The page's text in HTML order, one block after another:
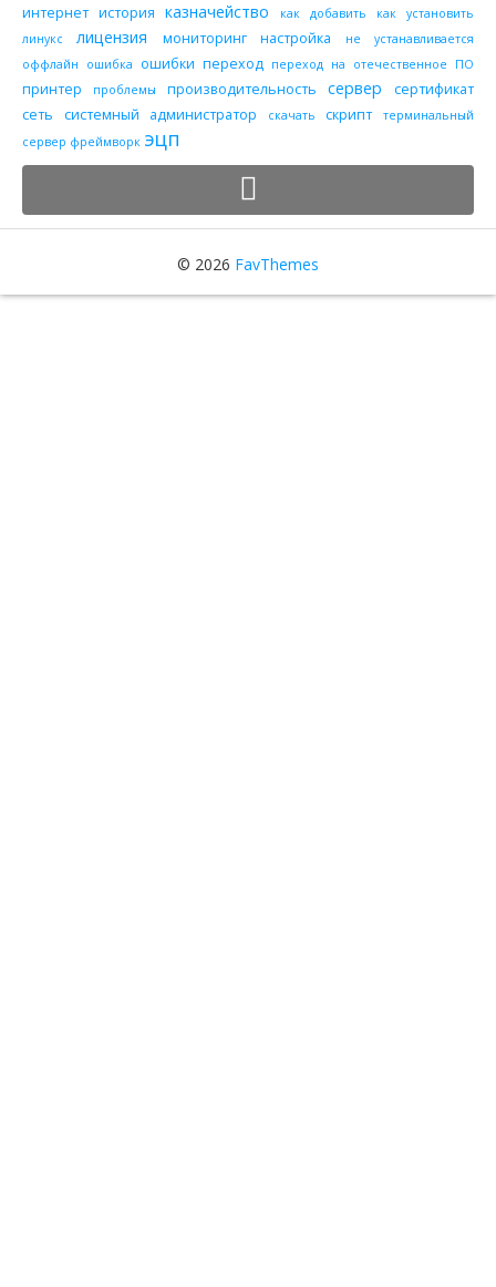
интернет история казначейство как добавить как установить
линукслицензия мониторингнастройка
не устанавливается
оффлайн ошибка ошибки переход переход на отечественное ПО
принтер проблемы производительность сервер
сертификат
сеть системный администратор скачать скрипттерминальный
сервер фреймворк эцп
© 2026 FavThemes